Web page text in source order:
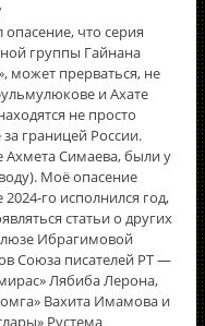
что серия
группы Гайнана
может прерваться, не
и Ахате
не просто
границей России.
Ахмета Симаева, были у
Моё опасение
го исполнился год,
статьи о других
Ибрагимовой
Союза писателей РТ —
Лябиба Лерона,
Вахита Имамова и
Рустема